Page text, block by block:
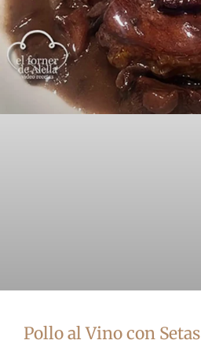
Pollo al Vino con Setas